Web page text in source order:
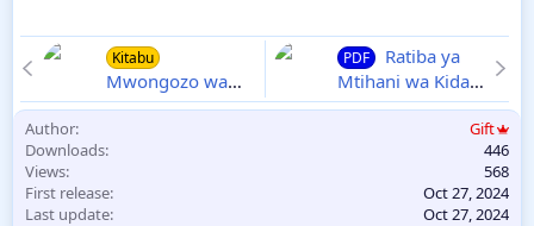
Kitabu
Mwongozo wa
Elimu ya Sayansi
Nchini Tanzania
PDF
Ratiba ya
Mtihani wa Kidato
cha Pili NECTA
2024 | Form Two
Author
Gift
Downloads
446
Views
568
First release
Oct 27, 2024
Last update
Oct 27, 2024